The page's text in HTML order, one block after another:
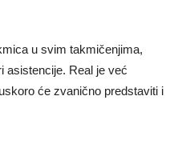
u svim takmičenjima,
asistencije. Real je već
će zvanično predstaviti i